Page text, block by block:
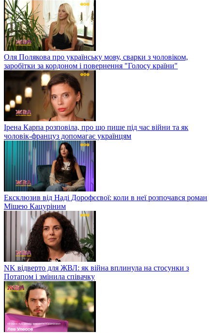
Оля Полякова про українську мову, сварки з чоловіком,
заробітки за кордоном і повернення "Голосу країни"
Ірена Карпа розповіла, про що пише під час війни та як
чоловік-француз допомагає українцям
Ексклюзив від Наді Дорофєєвої: коли в неї розпочався роман
Мішею Кацуріним
NK відверто для ЖВЛ: як війна вплинула на стосунки з
Потапом і змінила співачку